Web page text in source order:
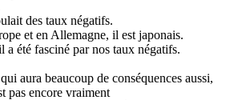
des taux négatifs.
et en Allemagne, il est japonais.
a été fasciné par nos taux négatifs.
aura beaucoup de conséquences aussi,
pas encore vraiment